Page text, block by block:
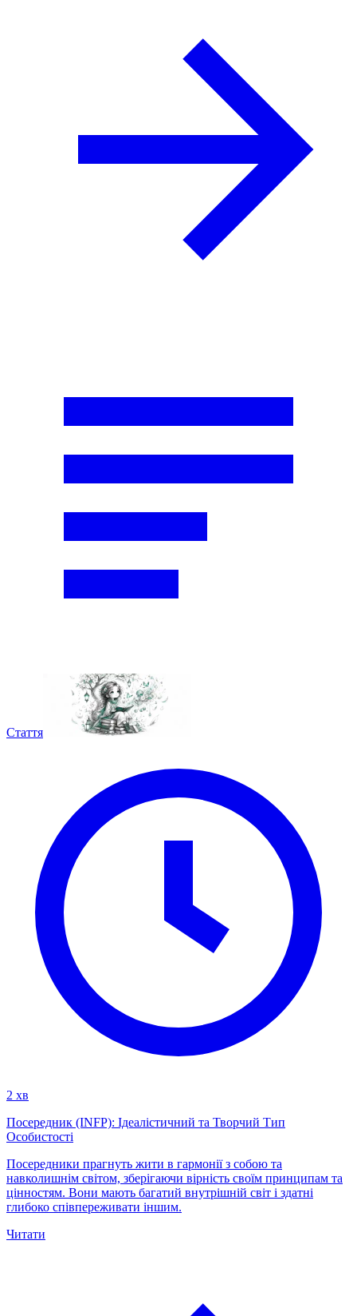
Стаття
2 хв
Посередник (INFP): Ідеалістичний та Творчий Тип
Особистості
Посередники прагнуть жити в гармонії з собою та
навколишнім світом, зберігаючи вірність своїм принципам та
цінностям. Вони мають багатий внутрішній світ і здатні
глибоко співпереживати іншим.
Читати